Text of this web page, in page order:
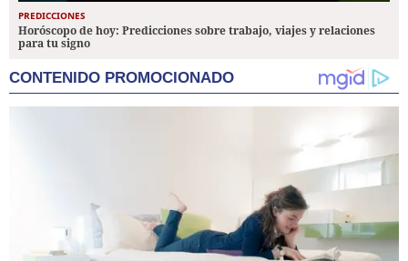
PREDICCIONES
Horóscopo de hoy: Predicciones sobre trabajo, viajes y relaciones
para tu signo
CONTENIDO PROMOCIONADO